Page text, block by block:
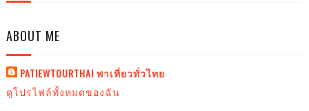
ABOUT ME
PATIEWTOURTHAI พาเที่ยวทั่วไทย
ดูโปรไฟล์ทั้งหมดของฉัน